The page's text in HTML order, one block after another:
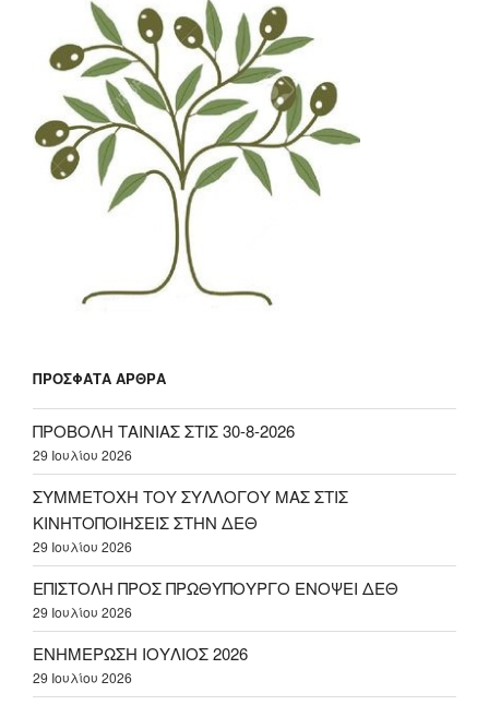
ΠΡΌΣΦΑΤΑ ΆΡΘΡΑ
ΠΡΟΒΟΛΗ ΤΑΙΝΙΑΣ ΣΤΙΣ 30-8-2026
29 Ιουλίου 2026
ΣΥΜΜΕΤΟΧΗ ΤΟΥ ΣΥΛΛΟΓΟΥ ΜΑΣ ΣΤΙΣ
ΚΙΝΗΤΟΠΟΙΗΣΕΙΣ ΣΤΗΝ ΔΕΘ
29 Ιουλίου 2026
ΕΠΙΣΤΟΛΗ ΠΡΟΣ ΠΡΩΘΥΠΟΥΡΓΟ ΕΝΟΨΕΙ ΔΕΘ
29 Ιουλίου 2026
ΕΝΗΜΕΡΩΣΗ ΙΟΥΛΙΟΣ 2026
29 Ιουλίου 2026